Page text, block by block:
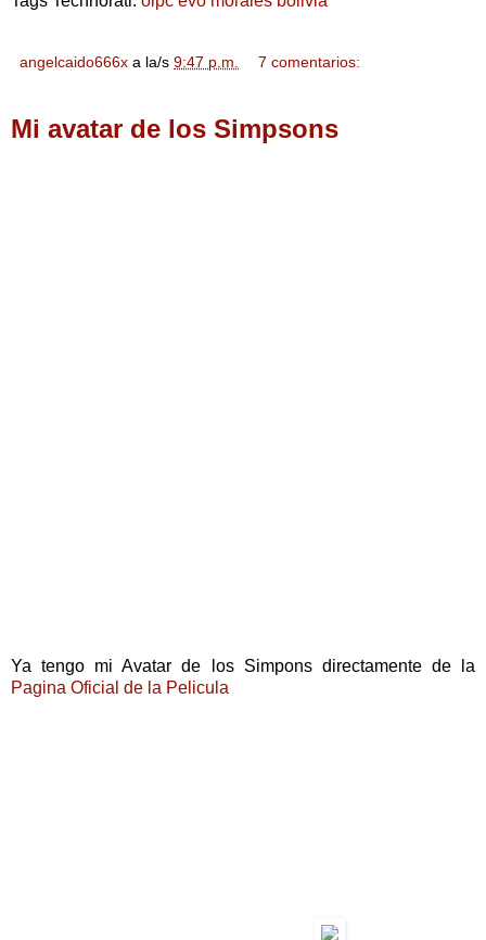
angelcaido666x a la/s 9:47 p.m. 7 comentarios:
Mi avatar de los Simpsons
Ya tengo mi Avatar de los Simpons directamente de la
Pagina Oficial de la Pelicula